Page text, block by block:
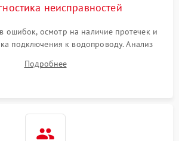
неисправностей
ошибок, осмотр на наличие протечек и
подключения к водопроводу. Анализ
слива, нагрева, вращения
или срабатывание системы защиты
Подробнее